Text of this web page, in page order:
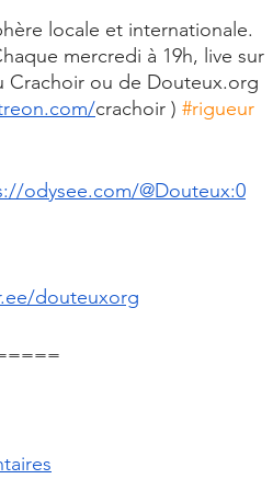
locale et internationale.
mercredi à 19h, live sur
Crachoir ou de Douteux.org
crachoir ) #rigueur
odysee.com/@Douteux:0
douteuxorg